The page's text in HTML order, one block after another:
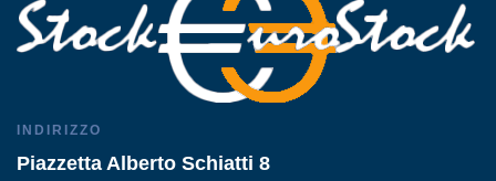
INDIRIZZO
Piazzetta Alberto Schiatti 8